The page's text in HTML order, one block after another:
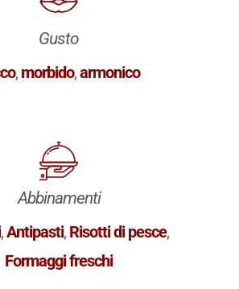
Gusto
, morbido,armonico
Abbinamenti
,Antipasti, Risotti di pesce,
Formaggi freschi